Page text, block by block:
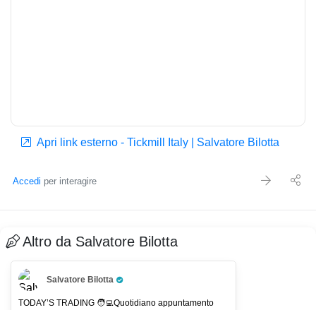
Apri link esterno - Tickmill Italy | Salvatore Bilotta
Accedi per interagire
Altro da Salvatore Bilotta
Salvatore Bilotta
Pro Trader
TODAY’S TRADING 🧑‍💻Quotidiano appuntamento